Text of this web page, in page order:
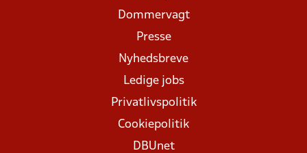
Dommervagt
Presse
Nyhedsbreve
Ledige jobs
Privatlivspolitik
Cookiepolitik
DBUnet